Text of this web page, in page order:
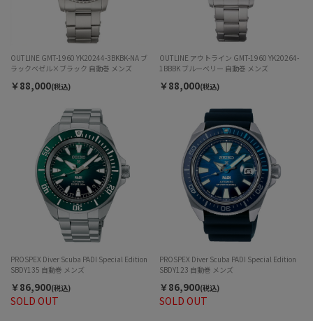
OUTLINE GMT-1960 YK20244-3BKBK-NA ブ
ラックベゼル×ブラック 自動巻 メンズ
￥88,000(税込)
OUTLINE アウトライン GMT-1960 YK20264-
1BBBK ブルーベリー 自動巻 メンズ
￥88,000(税込)
SOLD OUT
PROSPEX Diver Scuba PADI Special Edition
SBDY135 自動巻 メンズ
￥86,900(税込)
SOLD OUT
PROSPEX Diver Scuba PADI Special Edition
SBDY123 自動巻 メンズ
￥86,900(税込)